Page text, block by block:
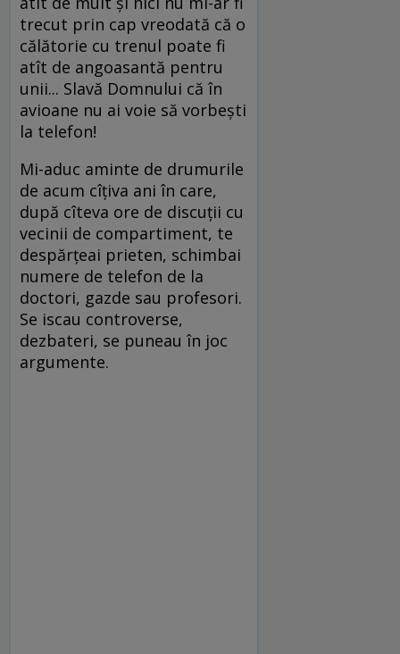
trecut prin cap vreodată că o
călătorie cu trenul poate fi
atît de angoasantă pentru
unii... Slavă Domnului că în
avioane nu ai voie să vorbeşti
la telefon!
Mi-aduc aminte de drumurile
de acum cîţiva ani în care,
după cîteva ore de discuţii cu
vecinii de compartiment, te
despărţeai prieten, schimbai
numere de telefon de la
doctori, gazde sau profesori.
Se iscau controverse,
dezbateri, se puneau în joc
argumente.